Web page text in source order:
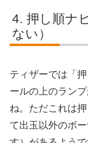
押し順ナ
ない）
ティザーでは「
ールの上のラン
ね。ただこれは
て出玉以外のボ